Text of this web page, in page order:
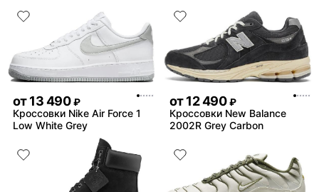
от13 490 ₽
Кроссовки Nike Air Force 1
Low White Grey
от12 490 ₽
Кроссовки New Balance
2002R Grey Carbon